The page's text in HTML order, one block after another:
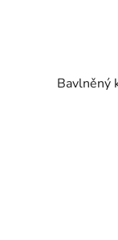
Bavlněný